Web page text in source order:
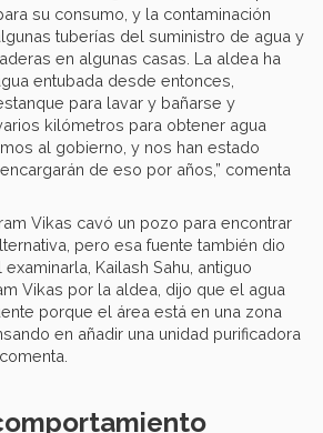
su consumo, y la contaminación
tuberías del suministro de agua y
en algunas casas. La aldea ha
entubada desde entonces,
para lavar y bañarse y
kilómetros para obtener agua
al gobierno, y nos han estado
de eso por años,” comenta
Vikas cavó un pozo para encontrar
pero esa fuente también dio
Kailash Sahu, antiguo
Vikas por la aldea, dijo que el agua
porque el área está en una zona
en añadir una unidad purificadora